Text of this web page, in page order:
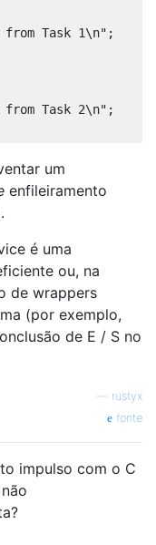
Task 1\n" ;
Task 2\n" ;
um
enfileiramento
é uma
ou, na
de wrappers
(por exemplo,
de E / S no
rustyx
fonte
impulso com o C